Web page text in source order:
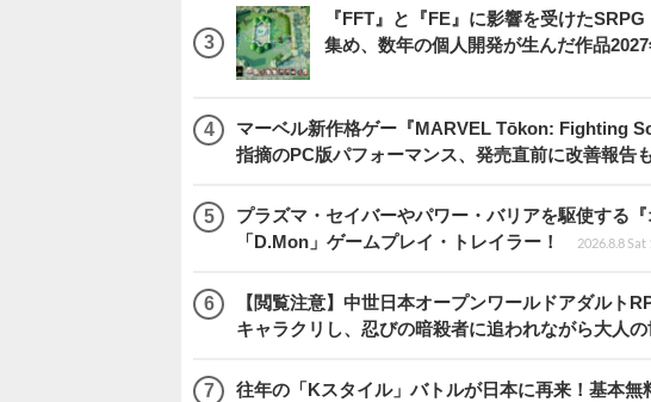
『FFT』と『FE』に影響を受けた
集め、数年の個人開発が生んだ作品
マーベル新作格ゲー『MARVEL Tōkon: Fighting
指摘のPC版パフォーマンス、発売直前に改善報告
プラズマ・セイバーやパワー・バリアを駆使する
「D.Mon」ゲームプレイ・トレイラー！
2026.8.8 Sat
【閲覧注意】中世日本オープンワールドアダルト
キャラクリし、忍びの暗殺者に追われながら大人
往年の「Kスタイル」バトルが日本に再来！基本